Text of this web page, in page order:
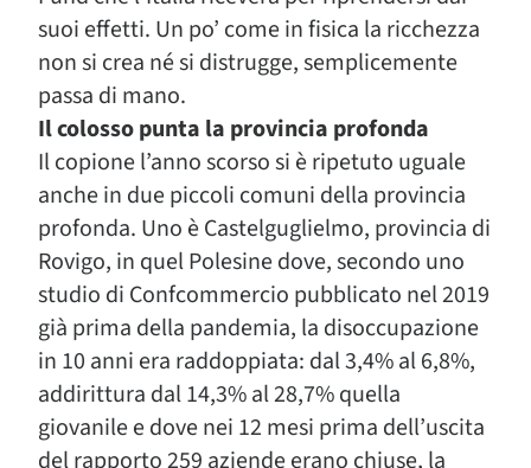
suoi effetti. Un po’ come in fisica la ricchezza
non si crea né si distrugge, semplicemente
passa di mano.
Il colosso punta la provincia profonda
Il copione l’anno scorso si è ripetuto uguale
anche in due piccoli comuni della provincia
profonda. Uno è Castelguglielmo, provincia di
Rovigo, in quel Polesine dove, secondo uno
studio di Confcommercio pubblicato nel 2019
già prima della pandemia, la disoccupazione
in 10 anni era raddoppiata: dal 3,4% al 6,8%,
addirittura dal 14,3% al 28,7% quella
giovanile e dove nei 12 mesi prima dell’uscita
del rapporto 259 aziende erano chiuse, la